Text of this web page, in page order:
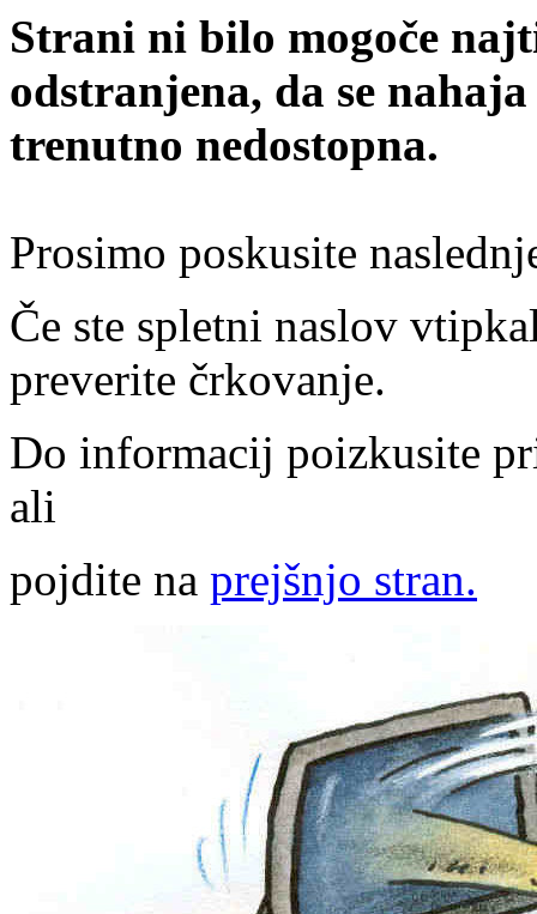
Strani ni bilo mogoče
odstranjena, da se
trenutno nedostopna.
Prosimo poskusite
Če ste spletni naslov
preverite črkovanje.
Do informacij poizkusite
ali
pojdite na prejšnjo stran.